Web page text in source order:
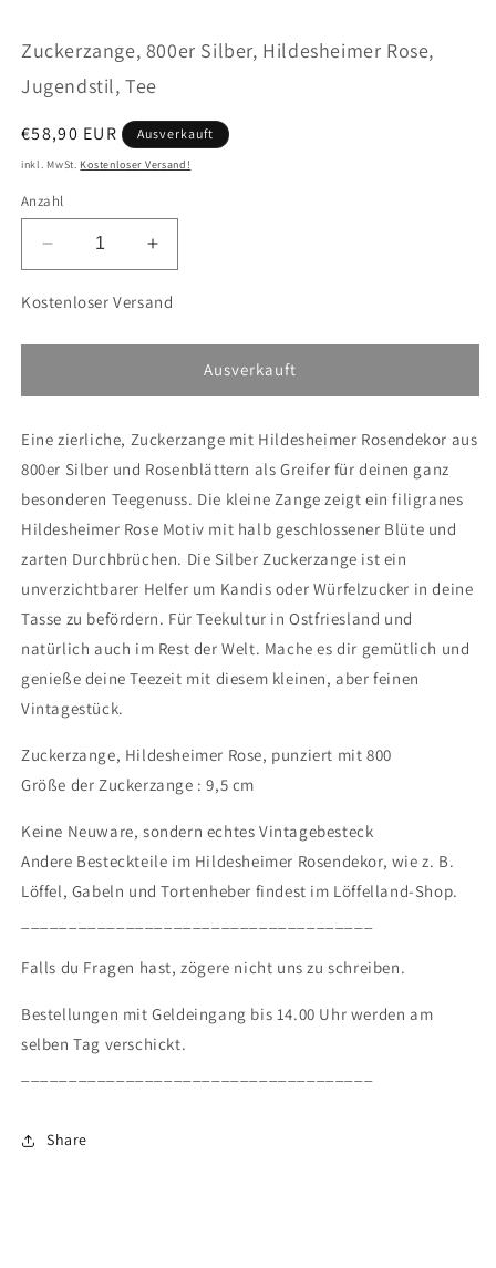
Zuckerzange, 800er Silber, Hildesheimer Rose,
Jugendstil, Tee
Normaler
Preis
€58,90 EUR Ausverkauft
inkl. MwSt. Kostenloser Versand!
Anzahl
Verringere
die
Menge
Zuckerzange,
Silber,
Rose,
Jugendstil,
Erhöhe
die
Menge
Zuckerzange,
Silber,
Rose,
Jugendstil,
Kostenloser Versand
Ausverkauft
Eine zierliche, Zuckerzange mit Hildesheimer Rosendekor aus
800er Silber und Rosenblättern als Greifer für deinen ganz
besonderen Teegenuss. Die kleine Zange zeigt ein filigranes
Hildesheimer Rose Motiv mit halb geschlossener Blüte und
zarten Durchbrüchen. Die Silber Zuckerzange ist ein
unverzichtbarer Helfer um Kandis oder Würfelzucker in deine
Tasse zu befördern. Für Teekultur in Ostfriesland und
natürlich auch im Rest der Welt. Mache es dir gemütlich und
genieße deine Teezeit mit diesem kleinen, aber feinen
Vintagestück.
Zuckerzange, Hildesheimer Rose, punziert mit 800
Größe der Zuckerzange : 9,5 cm
Keine Neuware, sondern echtes Vintagebesteck
Andere Besteckteile im Hildesheimer Rosendekor, wie z. B.
Löffel, Gabeln und Tortenheber findest im Löffelland-Shop.
Falls du Fragen hast, zögere nicht uns zu schreiben.
Bestellungen mit Geldeingang bis 14.00 Uhr werden am
selben Tag verschickt.
Share